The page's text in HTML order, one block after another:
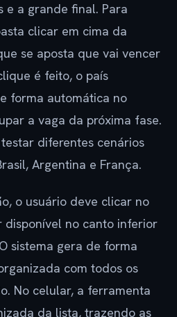
e a grande final. Para
clicar em cima da
se aposta que vai vencer
é feito, o país
forma automática no
a vaga da próxima fase.
diferentes cenários
Argentina e França.
o usuário deve clicar no
no canto inferior
sistema gera de forma
com todos os
No celular, a ferramenta
da lista, trazendo as